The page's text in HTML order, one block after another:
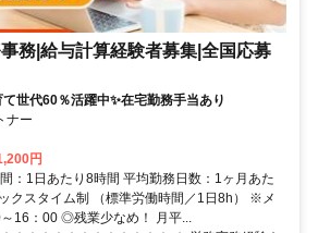
務|給与計算経験者募集|全国応募
世代60％活躍中✨在宅勤務手当あり
ナー
円
：1日あたり8時間 平均勤務日数：1ヶ月あた
クスタイム制 （標準労働時間／1日8h） ※メ
16：00 ◎残業少なめ！ 月平...